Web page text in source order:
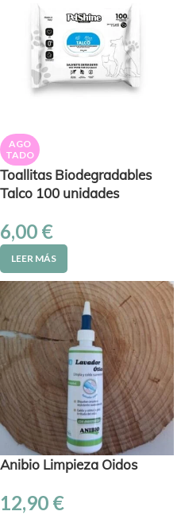
AGO
TADO
Toallitas Biodegradables
Talco 100 unidades
6,00 €
LEER MÁS
Anibio Limpieza Oidos
12,90 €